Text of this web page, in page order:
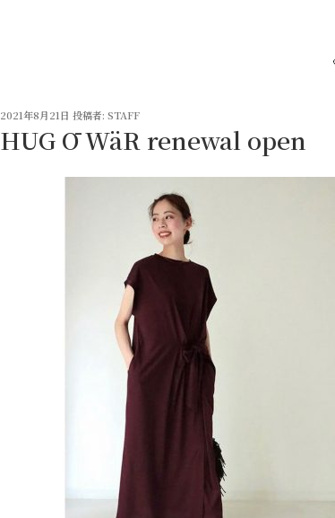
投
日:
2021年8月21日 投稿者: STAFF
HUG Ō WäR renewal open